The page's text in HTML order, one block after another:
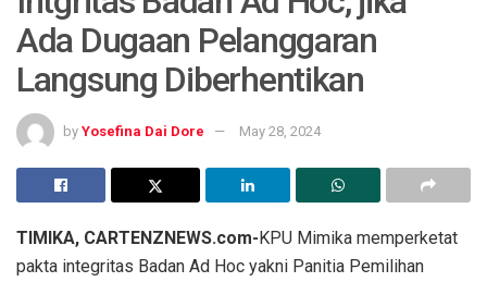
Ada Dugaan Pelanggaran
Langsung Diberhentikan
by Yosefina Dai Dore May 28, 2024
TIMIKA, CARTENZNEWS.com-KPU Mimika memperketat
pakta integritas Badan Ad Hoc yakni Panitia Pemilihan